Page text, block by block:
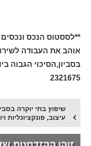
**לססטוס הנכס
2321675
שיפוץ בתי יוקרה
עיצוב, פונקציונליות